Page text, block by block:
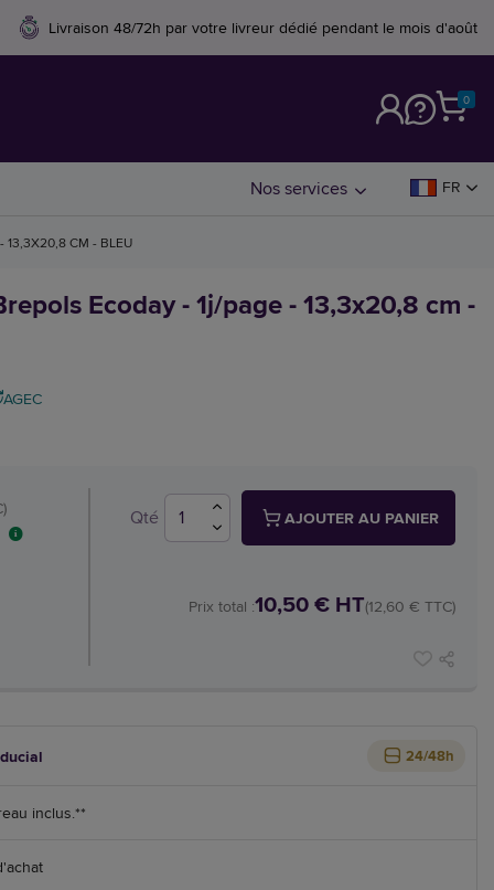
Livraison 48/72h par votre livreur dédié pendant le mois d'août
0
Nos services FR
13,3X20,8 CM - BLEU
Ecoday - 1j/page - 13,3x20,8 cm -
AGEC
Qté AJOUTER AU PANIER
Prix total :10,50 € HT(12,60 € TTC)
24/48h
inclus.**